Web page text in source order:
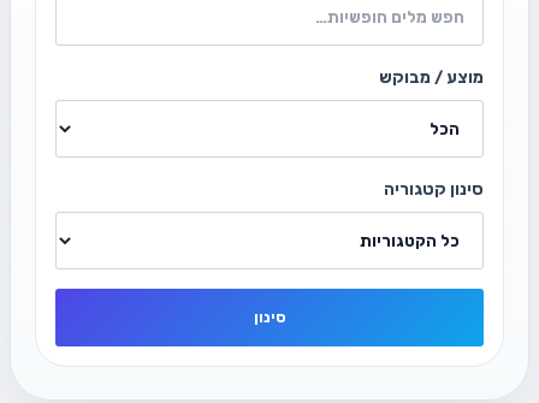
מוצע / מבוקש
סינון קטגוריה
סינון